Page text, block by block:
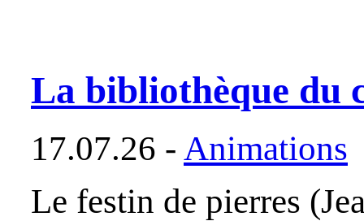
La bibliothèque du
17.07.26 - Animations
Le festin de pierres